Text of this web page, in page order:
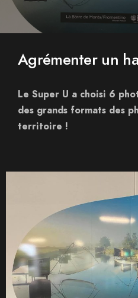
Agrémenter un
Le Super U a choisi 6
des grands formats des
territoire !